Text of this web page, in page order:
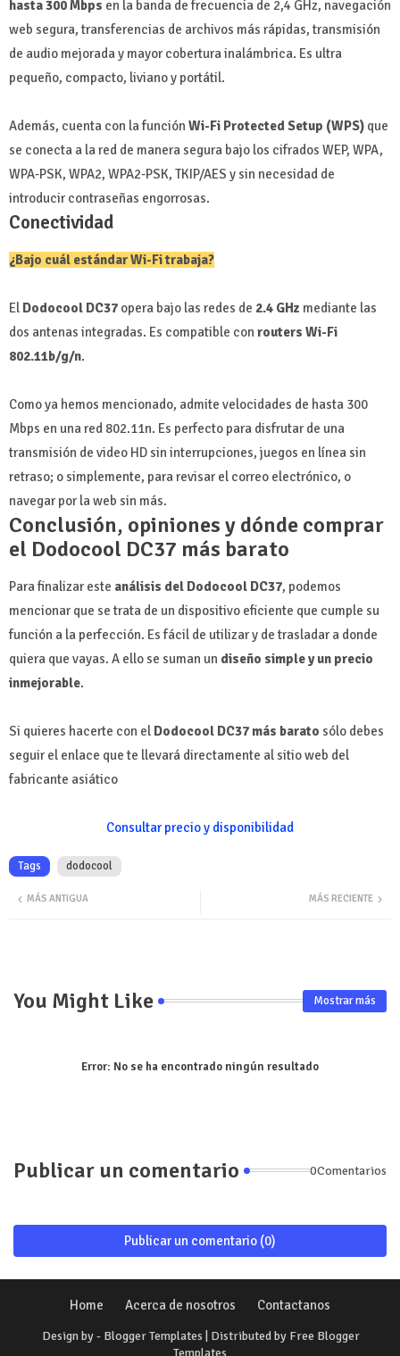
hasta 300 Mbps en la banda de frecuencia de 2,4 GHz, navegación
web segura, transferencias de archivos más rápidas, transmisión
de audio mejorada y mayor cobertura inalámbrica. Es ultra
pequeño, compacto, liviano y portátil.
Además, cuenta con la función Wi-Fi Protected Setup (WPS) que
se conecta a la red de manera segura bajo los cifrados WEP, WPA,
WPA-PSK, WPA2, WPA2-PSK, TKIP/AES y sin necesidad de
introducir contraseñas engorrosas.
Conectividad
¿Bajo cuál estándar Wi-Fi trabaja?
El Dodocool DC37 opera bajo las redes de 2.4 GHz mediante las
dos antenas integradas. Es compatible con routers Wi-Fi
802.11b/g/n.
Como ya hemos mencionado, admite velocidades de hasta 300
Mbps en una red 802.11n. Es perfecto para disfrutar de una
transmisión de video HD sin interrupciones, juegos en línea sin
retraso; o simplemente, para revisar el correo electrónico, o
navegar por la web sin más.
Conclusión, opiniones y dónde comprar
el Dodocool DC37 más barato
Para finalizar este análisis del Dodocool DC37, podemos
mencionar que se trata de un dispositivo eficiente que cumple su
función a la perfección. Es fácil de utilizar y de trasladar a donde
quiera que vayas. A ello se suman un diseño simple y un precio
inmejorable.
Si quieres hacerte con el Dodocool DC37 más barato sólo debes
seguir el enlace que te llevará directamente al sitio web del
fabricante asiático
Consultar precio y disponibilidad
Tags dodocool
MÁS RECIENTE
MÁS ANTIGUA
You Might Like Mostrar más
Error: No se ha encontrado ningún resultado
Publicar un comentario 0Comentarios
Publicar un comentario (0)
Design by - Blogger Templates | Distributed by Free Blogger
Home Acerca de nosotros Contactanos